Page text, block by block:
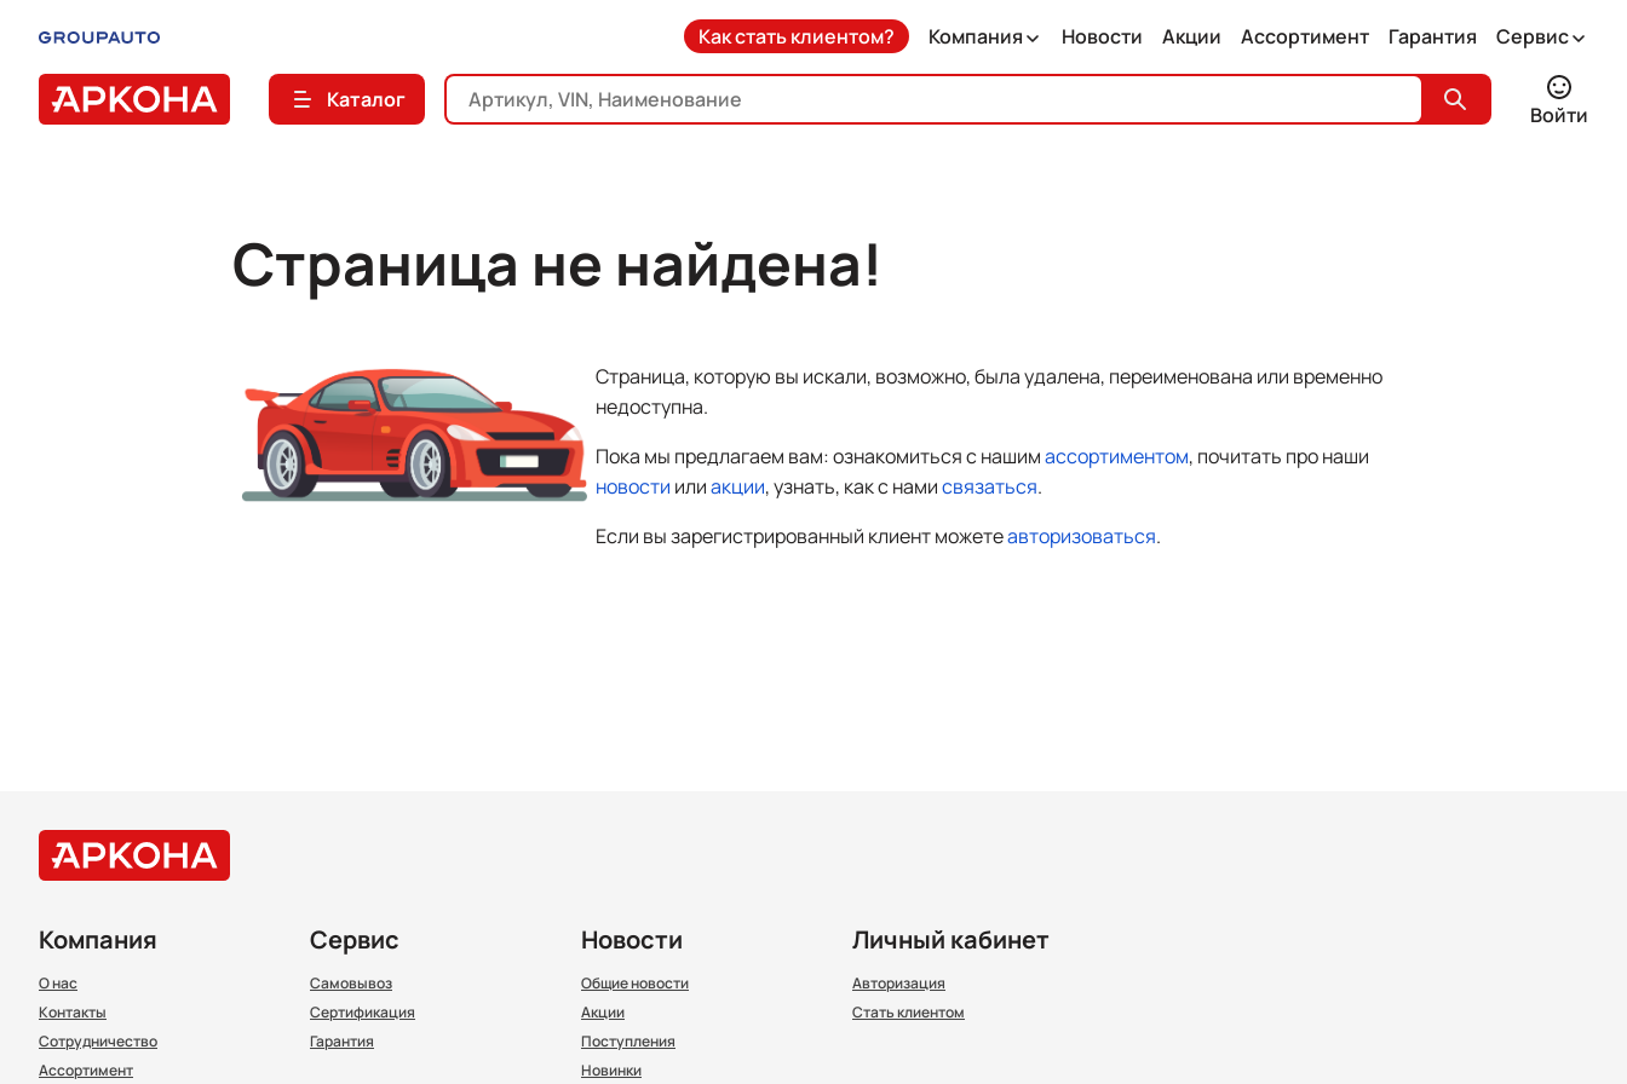
Как стать клиентом? Компания Новости Акции Ассортимент Гарантия Сервис
Каталог
Войти
Страница не найдена!
Страница, которую вы искали, возможно, была удалена, переименована или временно
недоступна.
Пока мы предлагаем вам: ознакомиться с нашимассортиментом, почитать про наши
новости илиакции, узнать, как с намисвязаться.
Если вы зарегистрированный клиент можетеавторизоваться.
Компания
О нас
Контакты
Сотрудничество
Ассортимент
Сервис
Самовывоз
Сертификация
Гарантия
Новости
Общие новости
Акции
Поступления
Новинки
Личный кабинет
Авторизация
Стать клиентом